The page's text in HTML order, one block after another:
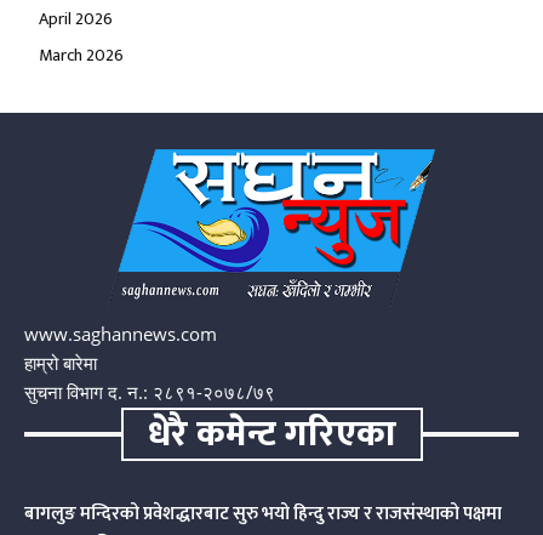
April 2026
March 2026
www.saghannews.com
हाम्रो बारेमा
सुचना विभाग द. न.: २८९१-२०७८/७९
धेरै कमेन्ट गरिएका
बागलुङ मन्दिरको प्रवेशद्धारबाट सुरु भयो हिन्दु राज्य र राजसंस्थाको पक्षमा